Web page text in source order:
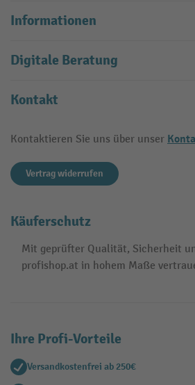
Informationen
Digitale Beratung
Kontakt
Kontaktieren Sie uns über unser
Vertrag widerrufen
Käuferschutz
Mit geprüfter Qualität, Sicherheit
profishop.at in hohem Maße
Ihre Profi-Vorteile
Versandkostenfrei ab 250€